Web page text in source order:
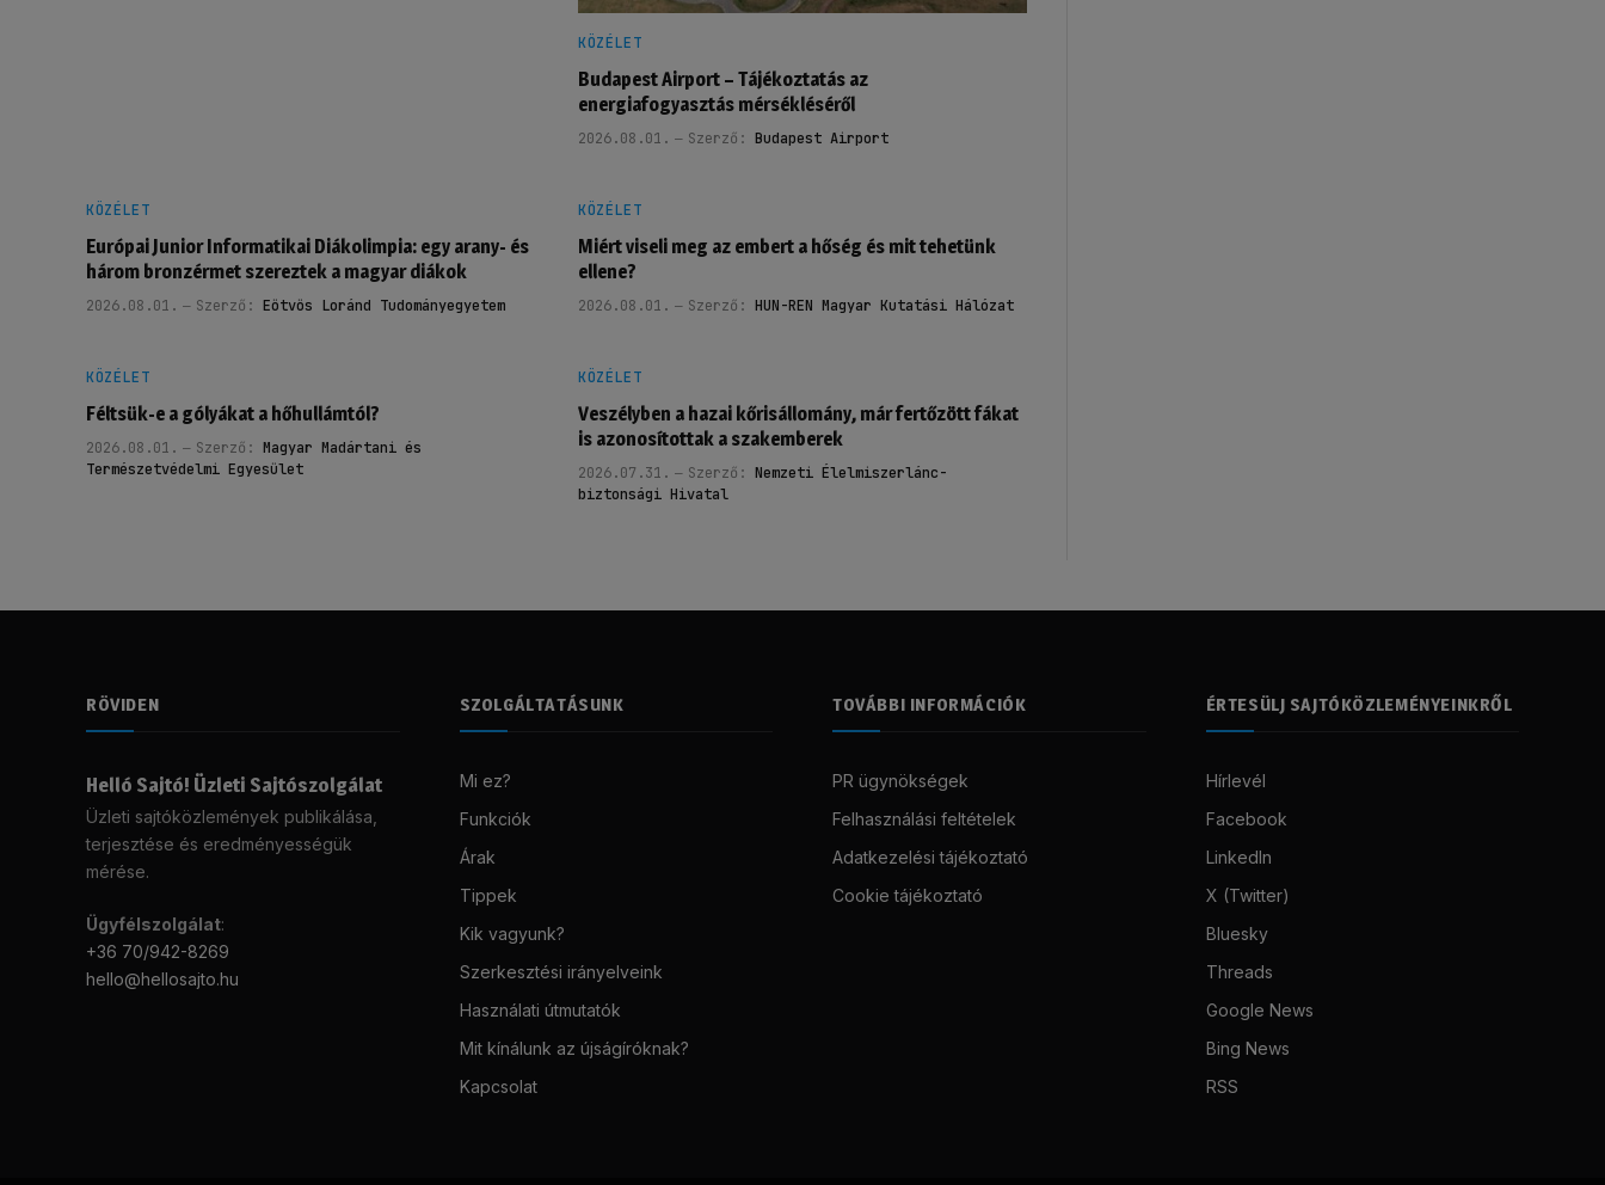
KÖZÉLET
Budapest Airport – Tájékoztatás az
energiafogyasztás mérsékléséről
2026.08.01. Szerző: Budapest Airport
KÖZÉLET
Európai Junior Informatikai Diákolimpia: egy arany- és
három bronzérmet szereztek a magyar diákok
2026.08.01. Szerző: Eötvös Loránd Tudományegyetem
KÖZÉLET
Miért viseli meg az embert a hőség és mit tehetünk
ellene?
2026.08.01. Szerző: HUN-REN Magyar Kutatási Hálózat
KÖZÉLET
Féltsük-e a gólyákat a hőhullámtól?
2026.08.01. Szerző: Magyar Madártani és
Természetvédelmi Egyesület
KÖZÉLET
Veszélyben a hazai kőrisállomány, már fertőzött fákat
is azonosítottak a szakemberek
2026.07.31. Szerző: Nemzeti Élelmiszerlánc-
biztonsági Hivatal
RÖVIDEN
Helló Sajtó! Üzleti Sajtószolgálat
Üzleti sajtóközlemények publikálása,
terjesztése és eredményességük
mérése.
Ügyfélszolgálat:
+36 70/942-8269
hello@hellosajto.hu
SZOLGÁLTATÁSUNK
Mi ez?
Funkciók
Árak
Tippek
Kik vagyunk?
Szerkesztési irányelveink
Használati útmutatók
Mit kínálunk az újságíróknak?
Kapcsolat
TOVÁBBI INFORMÁCIÓK
PR ügynökségek
Felhasználási feltételek
Adatkezelési tájékoztató
Cookie tájékoztató
ÉRTESÜLJ SAJTÓKÖZLEMÉNYEINKRŐL
Hírlevél
Facebook
LinkedIn
X (Twitter)
Bluesky
Threads
Google News
Bing News
RSS